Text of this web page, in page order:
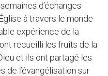
d’échanges
à travers le monde
expérience de la
recueilli les fruits de la
et ils ont partagé les
de l’évangélisation sur